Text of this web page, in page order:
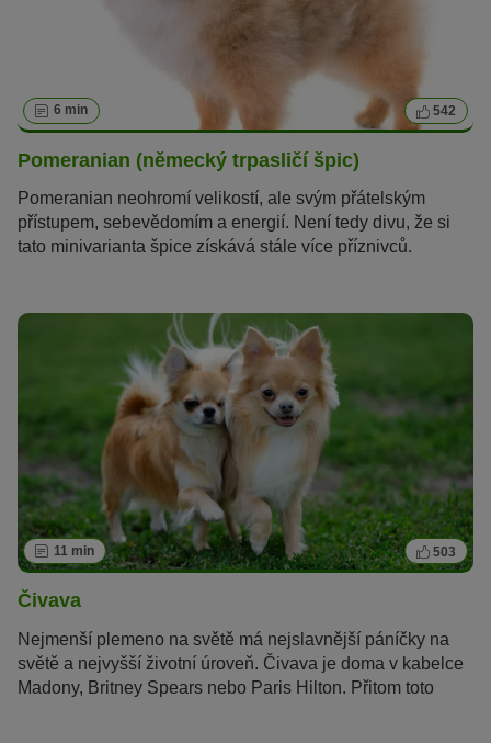
6 min 542
Pomeranian (německý trpasličí špic)
Pomeranian neohromí velikostí, ale svým přátelským
přístupem, sebevědomím a energií. Není tedy divu, že si
tato minivarianta špice získává stále více příznivců.
11 min 503
Čivava
Nejmenší plemeno na světě má nejslavnější páníčky na
světě a nejvyšší životní úroveň. Čivava je doma v kabelce
Madony, Britney Spears nebo Paris Hilton. Přitom toto